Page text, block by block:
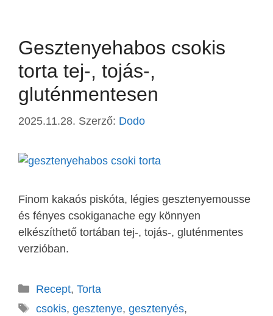
Gesztenyehabos csokis
torta tej-, tojás-,
gluténmentesen
2025.11.28. Szerző: Dodo
Finom kakaós piskóta, légies gesztenyemousse
és fényes csokiganache egy könnyen
elkészíthető tortában tej-, tojás-, gluténmentes
verzióban.
Recept, Torta
csokis, gesztenye, gesztenyés,